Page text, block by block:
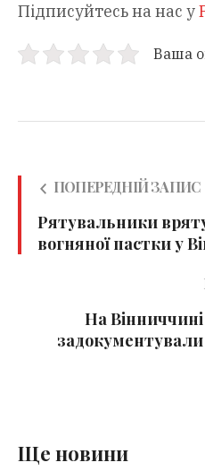
Підписуйтесь на нас у
Ваша
ПОПЕРЕДНІЙ ЗАПИС
Рятувальники
вогняної пастки у
На
Ще новини